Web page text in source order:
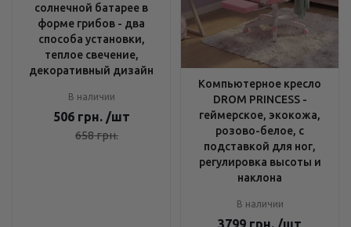
солнечной батарее в
форме грибов - два
способа установки,
теплое свечение,
декоративный дизайн
В наличии
506 грн. /шт
658грн.
Компьютерное кресло
DROM PRINCESS -
геймерское, экокожа,
розово-белое, с
подставкой для ног,
регулировка высоты и
наклона
В наличии
3799 грн. /шт